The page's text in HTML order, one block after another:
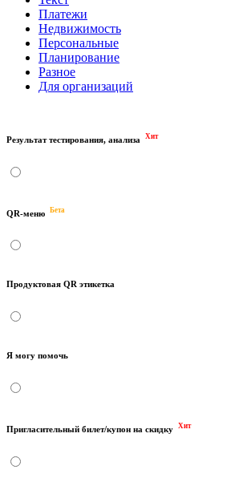
Платежи
Недвижимость
Персональные
Планирование
Разное
Для организаций
Результат тестирования, анализа Хит
QR-меню Бета
Продуктовая QR этикетка
Я могу помочь
Пригласительный билет/купон на скидку Хит